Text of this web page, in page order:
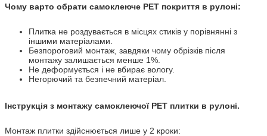
Чому варто обрати самоклеюче PET покриття в рулоні:
Плитка не роздувається в місцях стиків у порівнянні з
іншими матеріалами.
Безпороговий монтаж, завдяки чому обрізків після
монтажу залишається менше 1%.
Не деформується і не вбирає вологу.
Негорючий та безпечний матеріал.
Інструкція з монтажу самоклеючої PET плитки в рулоні.
Монтаж плитки здійснюється лише у 2 кроки: